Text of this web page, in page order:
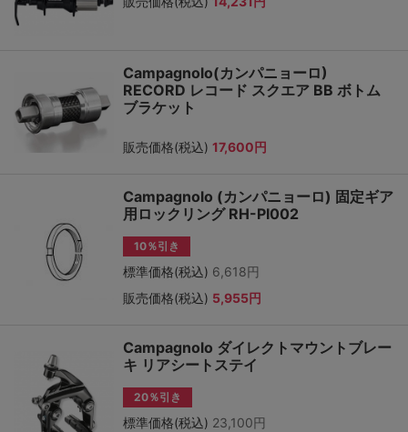
Campagnolo(カンパニョーロ)
RECORD レコード スクエア BB ボトム
ブラケット
販売価格(税込) 17,600円
Campagnolo (カンパニョーロ) 固定ギア
用ロックリング RH-PI002
10％引き
標準価格(税込) 6,618円
販売価格(税込) 5,955円
Campagnolo ダイレクトマウントブレー
キ リアシートステイ
20％引き
標準価格(税込) 23,100円